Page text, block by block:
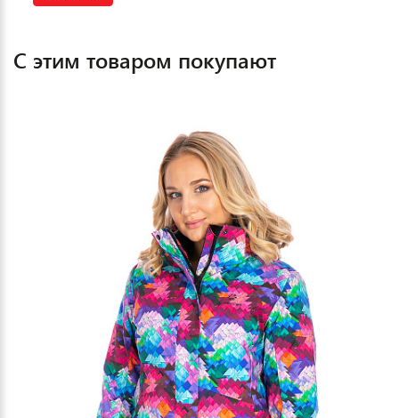
С этим товаром покупают